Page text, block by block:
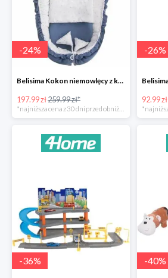
-24%
Belisima Kokon niemowlęcy z kołderką Angel Baby-23%
197.99 zł259.99 zł*
-26%
92.99 zł
-36% -40%